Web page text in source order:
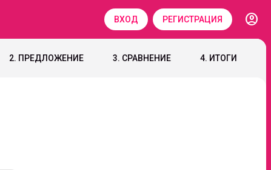
ВХОД РЕГИСТРАЦИЯ
account_circle
2. ПРЕДЛОЖЕНИЕ 3. СРАВНЕНИЕ 4. ИТОГИ